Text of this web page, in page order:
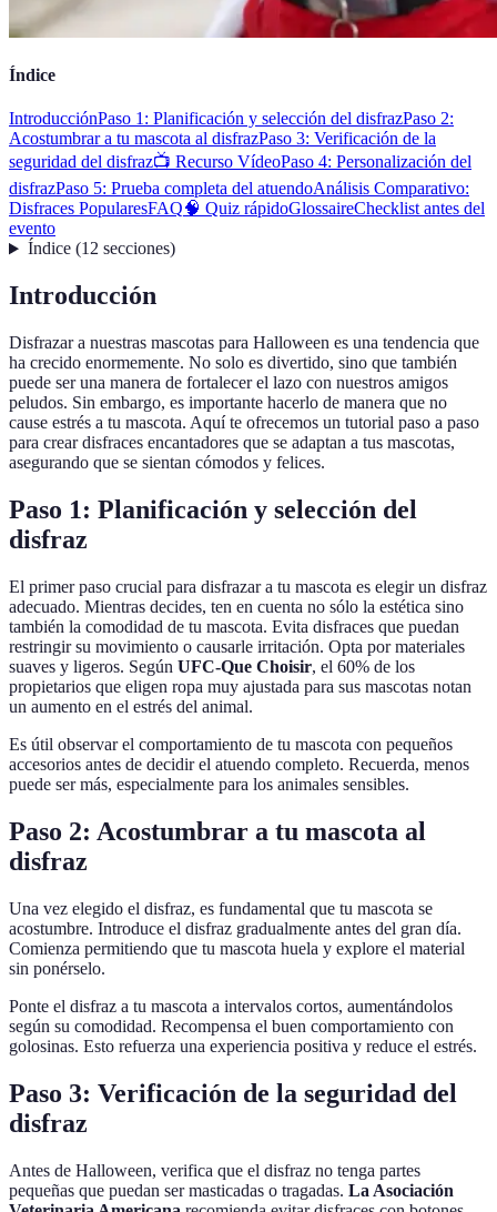
Índice
IntroducciónPaso 1: Planificación y selección del disfrazPaso 2:
Acostumbrar a tu mascota al disfrazPaso 3: Verificación de la
seguridad del disfraz📺 Recurso VídeoPaso 4: Personalización del
disfrazPaso 5: Prueba completa del atuendoAnálisis Comparativo:
Disfraces PopularesFAQ🧠 Quiz rápidoGlossaireChecklist antes del
evento
Índice(12 secciones)
Introducción
Disfrazar a nuestras mascotas para Halloween es una tendencia que
ha crecido enormemente. No solo es divertido, sino que también
puede ser una manera de fortalecer el lazo con nuestros amigos
peludos. Sin embargo, es importante hacerlo de manera que no
cause estrés a tu mascota. Aquí te ofrecemos un tutorial paso a paso
para crear disfraces encantadores que se adaptan a tus mascotas,
asegurando que se sientan cómodos y felices.
Paso 1: Planificación y selección del
disfraz
El primer paso crucial para disfrazar a tu mascota es elegir un disfraz
adecuado. Mientras decides, ten en cuenta no sólo la estética sino
también la comodidad de tu mascota. Evita disfraces que puedan
restringir su movimiento o causarle irritación. Opta por materiales
suaves y ligeros. Según UFC-Que Choisir, el 60% de los
propietarios que eligen ropa muy ajustada para sus mascotas notan
un aumento en el estrés del animal.
Es útil observar el comportamiento de tu mascota con pequeños
accesorios antes de decidir el atuendo completo. Recuerda, menos
puede ser más, especialmente para los animales sensibles.
Paso 2: Acostumbrar a tu mascota al
disfraz
Una vez elegido el disfraz, es fundamental que tu mascota se
acostumbre. Introduce el disfraz gradualmente antes del gran día.
Comienza permitiendo que tu mascota huela y explore el material
sin ponérselo.
Ponte el disfraz a tu mascota a intervalos cortos, aumentándolos
según su comodidad. Recompensa el buen comportamiento con
golosinas. Esto refuerza una experiencia positiva y reduce el estrés.
Paso 3: Verificación de la seguridad del
disfraz
Antes de Halloween, verifica que el disfraz no tenga partes
pequeñas que puedan ser masticadas o tragadas. La Asociación